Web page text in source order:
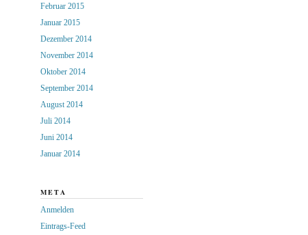
Februar 2015
Januar 2015
Dezember 2014
November 2014
Oktober 2014
September 2014
August 2014
Juli 2014
Juni 2014
Januar 2014
META
Anmelden
Eintrags-Feed